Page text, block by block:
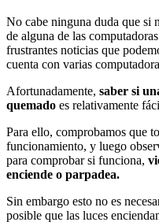
No cabe ninguna duda que si
de alguna de las
frustrantes noticias que
cuenta con varias
Afortunadamente, saber si
quemado es relativamente
Para ello, comprobamos que
funcionamiento, y luego
para comprobar si funciona,
enciende o parpadea.
Sin embargo esto no es
posible que las luces